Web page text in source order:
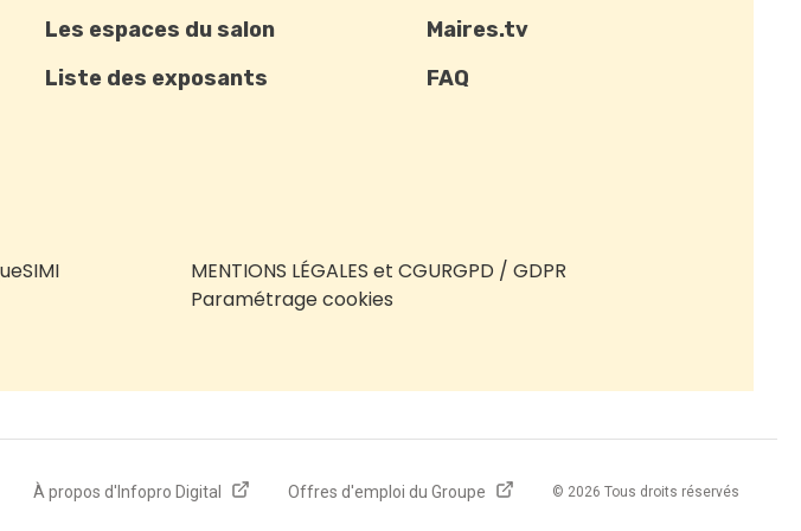
Les espaces du salon
Liste des exposants
Maires.tv
FAQ
SIMI
MENTIONS LÉGALES et CGURGPD / GDPR
Paramétrage cookies